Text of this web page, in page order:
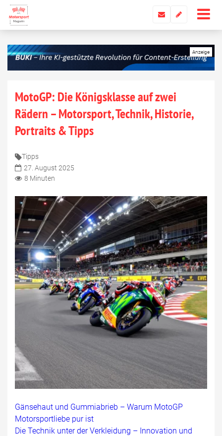
MotoGP: Die Königsklasse auf zwei
Rädern – Motorsport, Technik, Historie,
Portraits & Tipps
Tipps
27. August 2025
8 Minuten
Gänsehaut und Gummiabrieb – Warum MotoGP
Motorsportliebe pur ist
Die Technik unter der Verkleidung – Innovation und